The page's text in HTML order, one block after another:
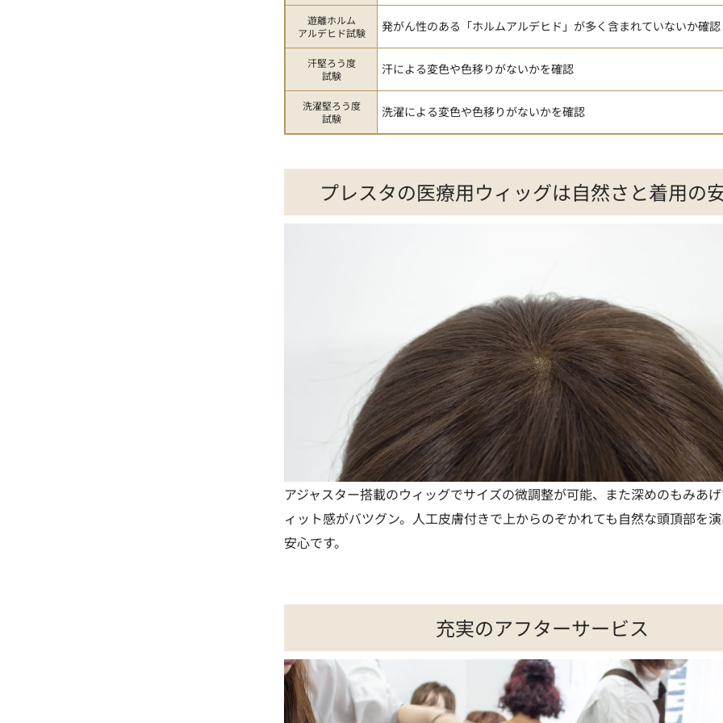
遊離ホルム
アルデヒド試験
発がん性のある「ホルムアルデヒド」が多く含まれていないか確認
汗堅ろう度
試験
汗による変色や色移りがないかを確認
洗濯堅ろう度
試験
洗濯による変色や色移りがないかを確認
プレスタの医療用ウィッグは自然さと着用の
アジャスター搭載のウィッグでサイズの微調整が可能、また深めのもみあ
ィット感がバツグン。人工皮膚付きで上からのぞかれても自然な頭頂部を
安心です。
充実のアフターサービス